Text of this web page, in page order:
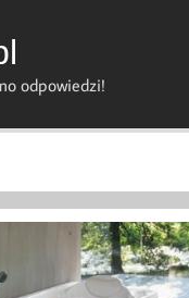
odpowiedzi!